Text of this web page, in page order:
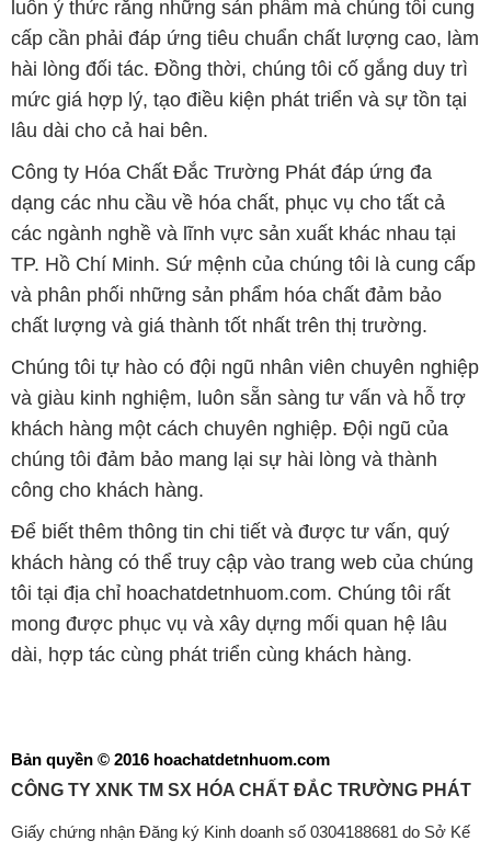
Công ty Hóa Chất Đắc Trường Phát đáp ứng đa
dạng các nhu cầu về hóa chất, phục vụ cho tất cả
các ngành nghề và lĩnh vực sản xuất khác nhau tại
TP. Hồ Chí Minh. Sứ mệnh của chúng tôi là cung cấp
và phân phối những sản phẩm hóa chất đảm bảo
chất lượng và giá thành tốt nhất trên thị trường.
Chúng tôi tự hào có đội ngũ nhân viên chuyên nghiệp
và giàu kinh nghiệm, luôn sẵn sàng tư vấn và hỗ trợ
khách hàng một cách chuyên nghiệp. Đội ngũ của
chúng tôi đảm bảo mang lại sự hài lòng và thành
công cho khách hàng.
Để biết thêm thông tin chi tiết và được tư vấn, quý
khách hàng có thể truy cập vào trang web của chúng
tôi tại địa chỉ hoachatdetnhuom.com. Chúng tôi rất
mong được phục vụ và xây dựng mối quan hệ lâu
dài, hợp tác cùng phát triển cùng khách hàng.
Bản quyền © 2016 hoachatdetnhuom.com
CÔNG TY XNK TM SX HÓA CHẤT ĐẮC TRƯỜNG PHÁT
🌐HOACHATDETNHUOM.COM